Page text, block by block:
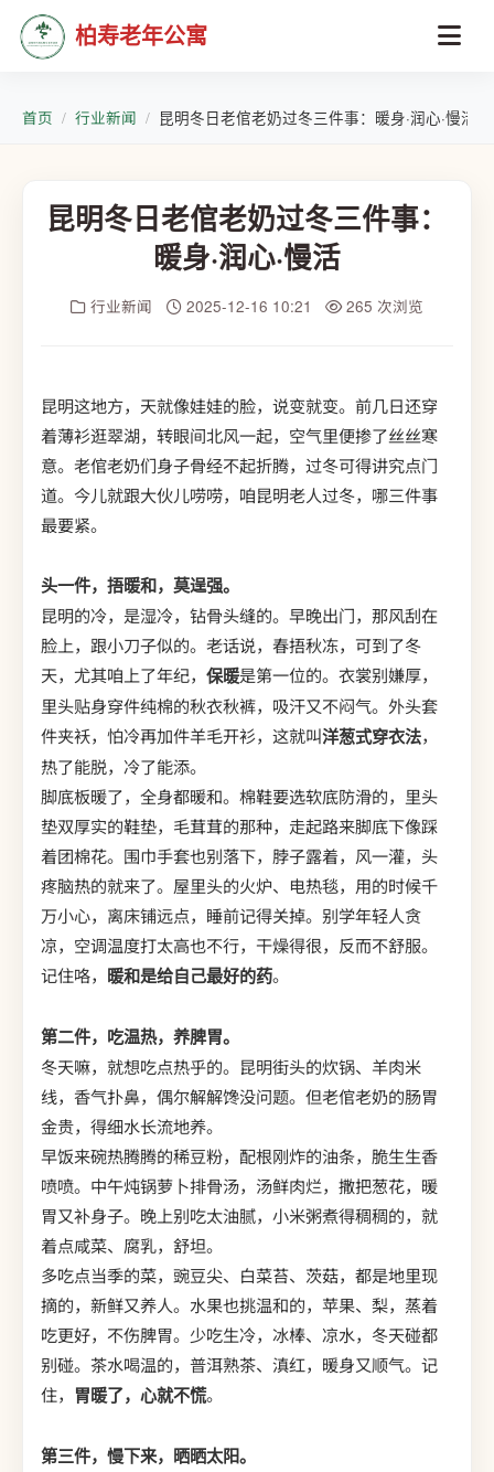
柏寿老年公寓
首页 行业新闻 昆明冬日老倌老奶过冬三件事：暖身·润心·慢活
昆明冬日老倌老奶过冬三件事：
暖身·润心·慢活
行业新闻 2025-12-16 10:21 265 次浏览
昆明这地方，天就像娃娃的脸，说变就变。前几日还穿
着薄衫逛翠湖，转眼间北风一起，空气里便掺了丝丝寒
意。老倌老奶们身子骨经不起折腾，过冬可得讲究点门
道。今儿就跟大伙儿唠唠，咱昆明老人过冬，哪三件事
最要紧。
头一件，捂暖和，莫逞强。
昆明的冷，是湿冷，钻骨头缝的。早晚出门，那风刮在
脸上，跟小刀子似的。老话说，春捂秋冻，可到了冬
天，尤其咱上了年纪， 保暖是第一位的。衣裳别嫌厚，
里头贴身穿件纯棉的秋衣秋裤，吸汗又不闷气。外头套
件夹袄，怕冷再加件羊毛开衫，这就叫洋葱式穿衣法，
热了能脱，冷了能添。
脚底板暖了，全身都暖和。棉鞋要选软底防滑的，里头
垫双厚实的鞋垫，毛茸茸的那种，走起路来脚底下像踩
着团棉花。围巾手套也别落下，脖子露着，风一灌，头
疼脑热的就来了。屋里头的火炉、电热毯，用的时候千
万小心，离床铺远点，睡前记得关掉。别学年轻人贪
凉，空调温度打太高也不行，干燥得很，反而不舒服。
记住咯， 暖和是给自己最好的药。
第二件，吃温热，养脾胃。
冬天嘛，就想吃点热乎的。昆明街头的炊锅、羊肉米
线，香气扑鼻，偶尔解解馋没问题。但老倌老奶的肠胃
金贵，得细水长流地养。
早饭来碗热腾腾的稀豆粉，配根刚炸的油条，脆生生香
喷喷。中午炖锅萝卜排骨汤，汤鲜肉烂，撒把葱花，暖
胃又补身子。晚上别吃太油腻，小米粥煮得稠稠的，就
着点咸菜、腐乳，舒坦。
多吃点当季的菜，豌豆尖、白菜苔、茨菇，都是地里现
摘的，新鲜又养人。水果也挑温和的，苹果、梨，蒸着
吃更好，不伤脾胃。少吃生冷，冰棒、凉水，冬天碰都
别碰。茶水喝温的，普洱熟茶、滇红，暖身又顺气。记
住， 胃暖了，心就不慌。
第三件，慢下来，晒晒太阳。